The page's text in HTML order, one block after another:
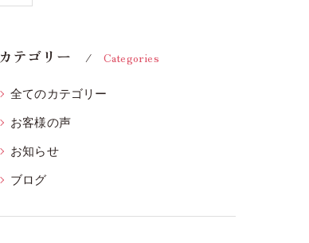
カテゴリー Categories
全てのカテゴリー
お客様の声
お知らせ
ブログ